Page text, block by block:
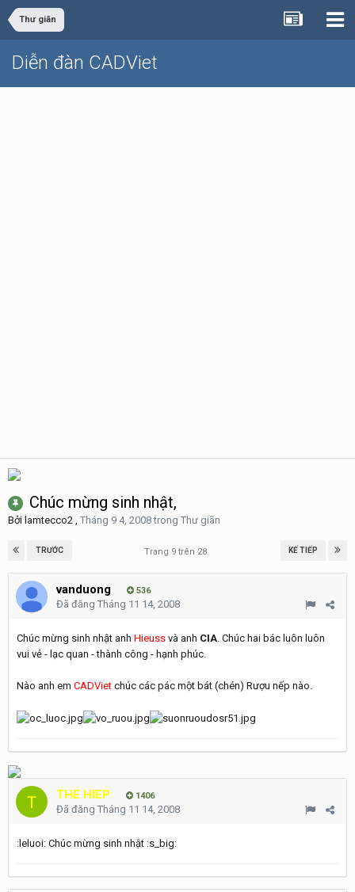
Thư giãn
Diễn đàn CADViet
Chúc mừng sinh nhật,
Bởi lamtecco2 , Tháng 9 4, 2008trong Thư giãn
TRƯỚC KẾ TIẾP
Trang 9 trên 28
vanduong 536
Đã đăng Tháng 11 14, 2008
Chúc mừng sinh nhật anh Hieuss và anh CIA. Chúc hai bác luôn luôn
vui vẻ - lạc quan - thành công - hạnh phúc.
Nào anh em CADViet chúc các pác một bát (chén) Rượu nếp nào.
THE HIEP 1406
Đã đăng Tháng 11 14, 2008
:leluoi: Chúc mừng sinh nhật :s_big: